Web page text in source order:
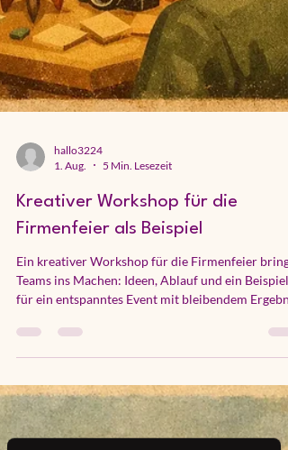
hallo3224
1. Aug.
5 Min. Lesezeit
Kreativer Workshop für die
Firmenfeier als Beispiel
Ein kreativer Workshop für die Firmenfeier bringt
Teams ins Machen: Ideen, Ablauf und ein Beispiel
für ein entspanntes Event mit bleibendem